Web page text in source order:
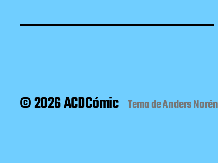
© 2026 ACDCómic Tema deAnders Norén